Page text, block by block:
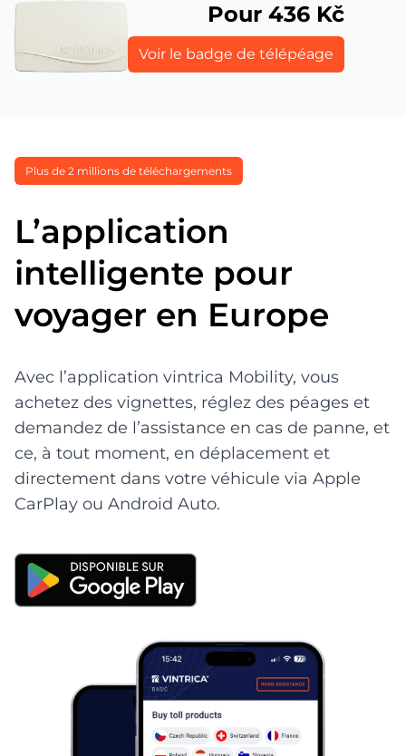
Pour 436 Kč
Voir le badge de télépéage
Plus de 2 millions de téléchargements
L’application
intelligente pour
voyager en Europe
Avec l’application vintrica Mobility, vous
achetez des vignettes, réglez des péages et
demandez de l’assistance en cas de panne, et
ce, à tout moment, en déplacement et
directement dans votre véhicule via Apple
CarPlay ou Android Auto.